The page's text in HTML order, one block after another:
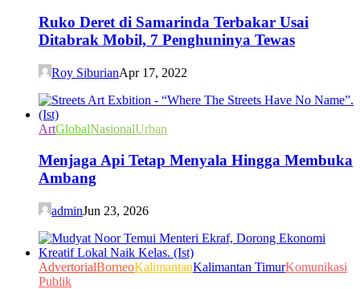
Ruko Deret di Samarinda Terbakar Usai
Ditabrak Mobil, 7 Penghuninya Tewas
Roy SiburianApr 17, 2022
ArtGlobalNasionalUrban
Menjaga Api Tetap Menyala Hingga Membuka
Ambang
adminJun 23, 2026
AdvertorialBorneoKalimantanKalimantan TimurKomunikasi
Publik